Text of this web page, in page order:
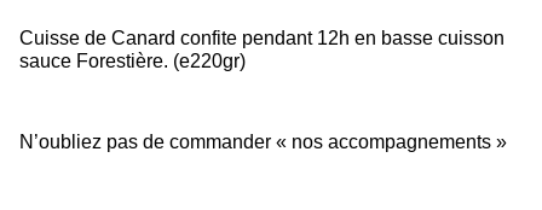
Cuisse de Canard confite pendant 12h en basse cuisson
sauce Forestière. (e220gr)
N’oubliez pas de commander « nos accompagnements »